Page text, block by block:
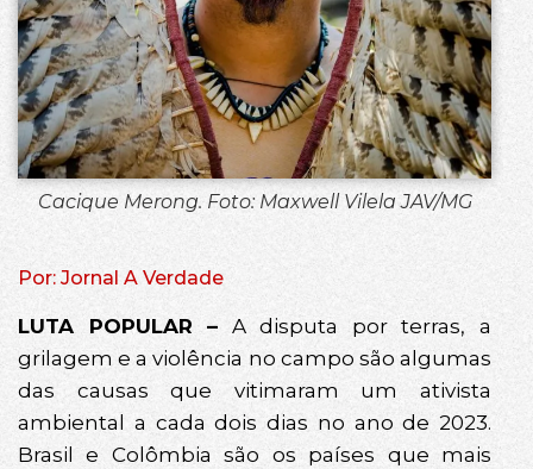
Cacique Merong. Foto: Maxwell Vilela JAV/MG
Por: Jornal A Verdade
LUTA POPULAR – A disputa por terras, a
grilagem e a violência no campo são algumas
das causas que vitimaram um ativista
ambiental a cada dois dias no ano de 2023.
Brasil e Colômbia são os países que mais